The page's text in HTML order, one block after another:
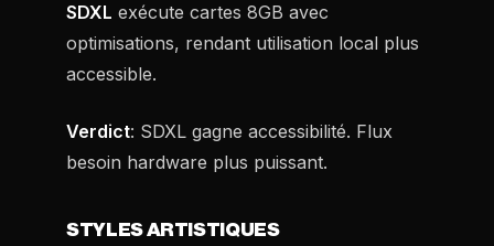
SDXL exécute cartes 8GB avec
optimisations, rendant utilisation local plus
accessible.
Verdict: SDXL gagne accessibilité. Flux
besoin hardware plus puissant.
STYLES ARTISTIQUES